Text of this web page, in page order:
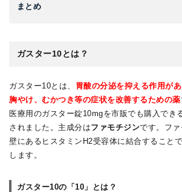
まとめ
ガスター10とは？
ガスター10とは、 胃酸の分泌を抑える作用が
胸やけ、むかつき等の症状を改善するための薬
医療用のガスター錠10mgを市販でも購入でき
されました。主成分はファモチジンです。フ
壁にあるヒスタミンH2受容体に結合すること
します。
ガスター10の「10」とは？